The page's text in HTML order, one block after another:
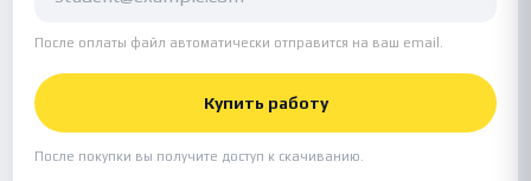
После оплаты файл автоматически отправится на ваш email.
Купить работу
После покупки вы получите доступ к скачиванию.